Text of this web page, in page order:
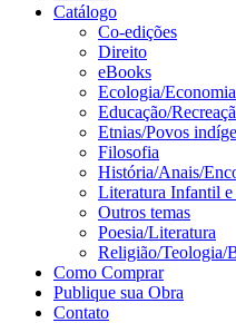
Catálogo
Co-edições
Direito
eBooks
Ecologia/
Educação/
Etnias/Povos
Filosofia
História/Anais/
Literatura Infantil
Outros temas
Poesia/Literatura
Religião/Teologia/
Como Comprar
Publique sua Obra
Contato